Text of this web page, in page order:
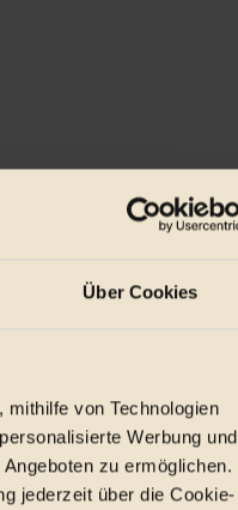
Über Cookies
von Technologien
Werbung und
zu ermöglichen.
jederzeit über die Cookie-